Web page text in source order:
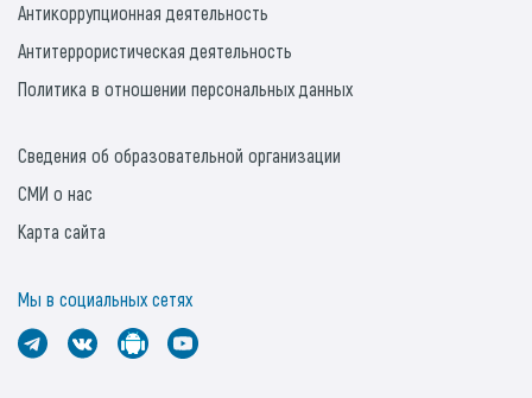
Антикоррупционная деятельность
Антитеррористическая деятельность
Политика в отношении персональных данных
Сведения об образовательной организации
СМИ о нас
Карта сайта
Мы в социальных сетях